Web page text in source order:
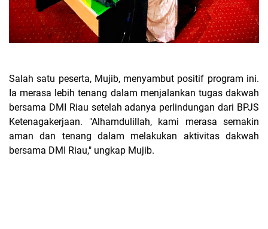
Salah satu peserta, Mujib, menyambut positif program ini.
Ia merasa lebih tenang dalam menjalankan tugas dakwah
bersama DMI Riau setelah adanya perlindungan dari BPJS
Ketenagakerjaan. "Alhamdulillah, kami merasa semakin
aman dan tenang dalam melakukan aktivitas dakwah
bersama DMI Riau," ungkap Mujib.